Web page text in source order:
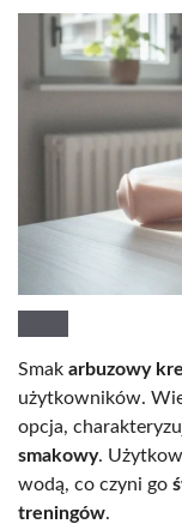
Smak arbuzowy
użytkowników.
opcja,
smakowy.
wodą, co czyni go
treningów.